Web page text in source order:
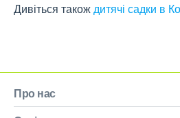
Дивіться такождитячі садки в
Про нас